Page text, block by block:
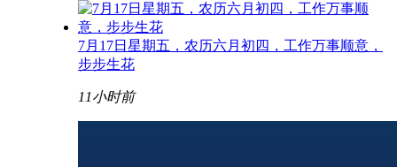
7月17日星期五，农历六月初四，工作万事顺意，
步步生花
11小时前